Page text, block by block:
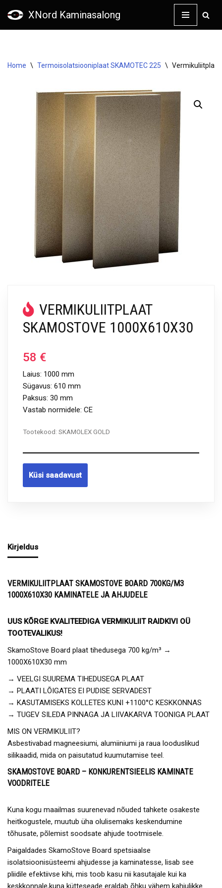
XNord Kaminasalong
Home \ Termoisolatsiooniplaat SKAMOTEC 225 \
VERMIKULIITPLAAT
SKAMOSTOVE 1000X610X30
58 €
Laius: 1000 mm
Sügavus: 610 mm
Paksus: 30 mm
Vastab normidele: CE
Tootekood: SKAMOLEX GOLD
Küsi saadavust
Kirjeldus
VERMIKULIITPLAAT SKAMOSTOVE BOARD 700KG/M3
1000X610X30 KAMINATELE JA AHJUDELE
UUS KÕRGE KVALITEEDIGA VERMIKULIIT RAIDKIVI OÜ
TOOTEVALIKUS!
SkamoStove Board plaat tihedusega 700 kg/m³ →
1000X610X30 mm
→ VEELGI SUUREMA TIHEDUSEGA PLAAT
→ PLAATI LÕIGATES EI PUDISE SERVADEST
→ KASUTAMISEKS KOLLETES KUNI +1100°C KESKKONNAS
→ TUGEV SILEDA PINNAGA JA LIIVAKARVA TOONIGA PLAAT
MIS ON VERMIKULIIT?
Asbestivabad magneesiumi, alumiiniumi ja raua looduslikud
silikaadid, mida on paisutatud kuumutamise teel.
SKAMOSTOVE BOARD – KONKURENTSIEELIS KAMINATE
VOODRITELE
Kuna kogu maailmas suurenevad nõuded tahkete osakeste
heitkogustele, muutub üha olulisemaks keskendumine
tõhusate, põlemist soodsate ahjude tootmisele.
Paigaldades SkamoStove Board spetsiaalse
isolatsioonisüsteemi ahjudesse ja kaminatesse, lisab see
pliidile efektiivse kihi, mis toob kasu nii kasutajale kui ka
keskkonnale,kuna kütteseade eraldab õhku vähem kahjulikke